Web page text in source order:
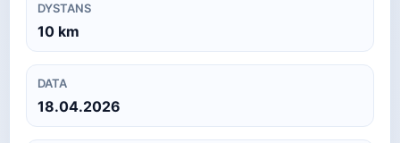
DYSTANS
10 km
DATA
18.04.2026